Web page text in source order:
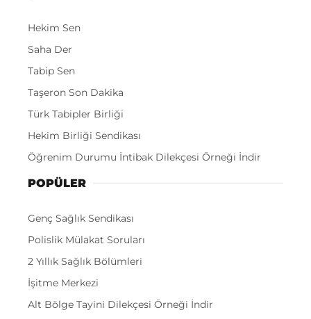
Hekim Sen
Saha Der
Tabip Sen
Taşeron Son Dakika
Türk Tabipler Birliği
Hekim Birliği Sendikası
Öğrenim Durumu İntibak Dilekçesi Örneği İndir
POPÜLER
Genç Sağlık Sendikası
Polislik Mülakat Soruları
2 Yıllık Sağlık Bölümleri
İşitme Merkezi
Alt Bölge Tayini Dilekçesi Örneği İndir